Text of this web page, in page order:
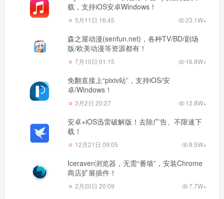
载，支持iOS安卓Windows！
5月11日 16:45 23.1W+
森之屋动漫(senfun.net)，各种TV/BD/剧场
版/欧美动漫等资源都有！
7月10日 01:15 16.8W+
免翻直接上“pixiv站”，支持iOS/安
卓/Windows！
3月2日 20:27 12.8W+
安卓+iOS迅雷破解版！去除广告、不限速下
载！
12月21日 09:05 8.5W+
Iceraven浏览器，无需“番墙”，安装Chrome
商店扩展插件！
2月20日 20:09 7.7W+